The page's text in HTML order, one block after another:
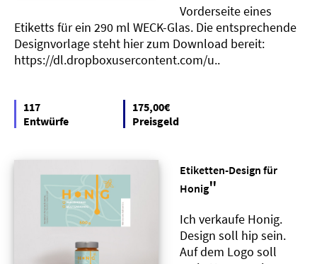
Vorderseite eines
Etiketts für ein 290 ml WECK-Glas. Die entsprechende
Designvorlage steht hier zum Download bereit:
https://dl.dropboxusercontent.com/u..
117
Entwürfe
175,00€
Preisgeld
Etiketten-Design für
Honig"
Ich verkaufe Honig.
Design soll hip sein.
Auf dem Logo soll